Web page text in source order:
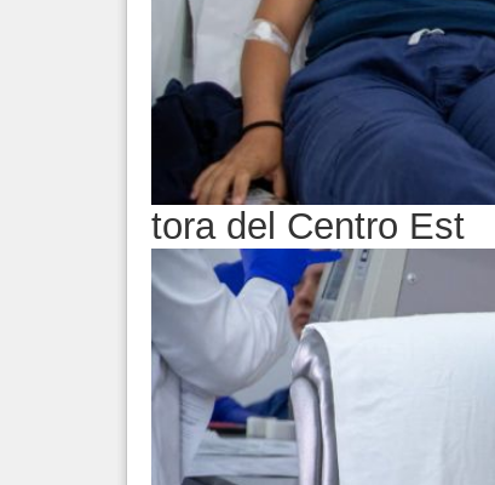
tora del Centro Est